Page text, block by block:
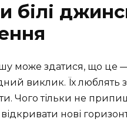
білі
може здатися, що це
виклик. Їх люблять
Чого тільки не
відкривати нові